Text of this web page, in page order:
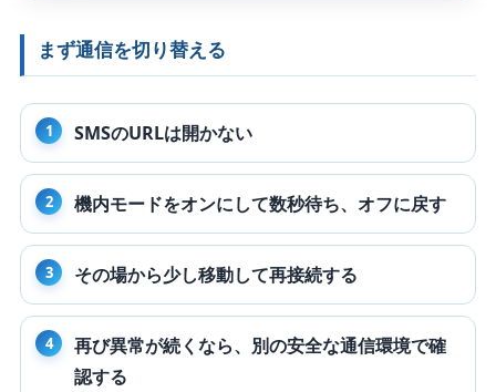
まず通信を切り替える
SMSのURLは開かない
機内モードをオンにして数秒待ち、オフに戻す
その場から少し移動して再接続する
再び異常が続くなら、別の安全な通信環境で確
認する